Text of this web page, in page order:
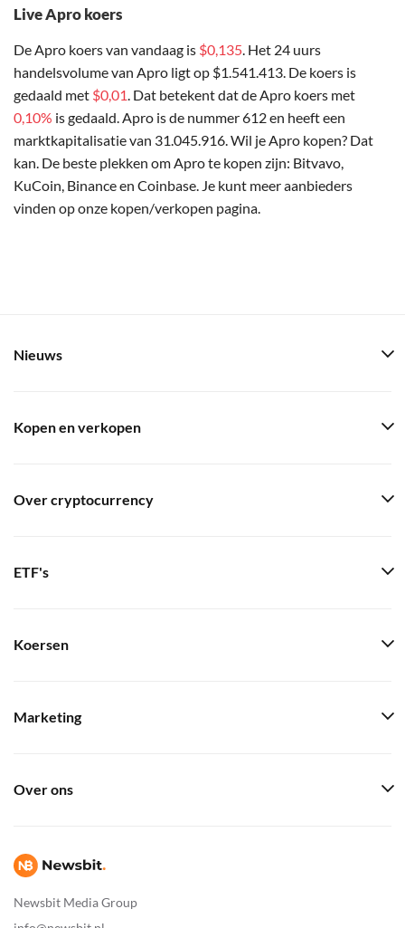
Live Apro koers
De Apro koers van vandaag is $0,135. Het 24 uurs
handelsvolume van Apro ligt op $1.541.413. De koers is
gedaald met $0,01. Dat betekent dat de Apro koers met
0,10% is gedaald. Apro is de nummer 612 en heeft een
marktkapitalisatie van 31.045.916. Wil je Apro kopen? Dat
kan. De beste plekken om Apro te kopen zijn: Bitvavo,
KuCoin, Binance en Coinbase. Je kunt meer aanbieders
vinden op onze kopen/verkopen pagina.
Newsbit Media Group
Nieuws
Kopen en verkopen
Over cryptocurrency
ETF's
Koersen
Marketing
Over ons